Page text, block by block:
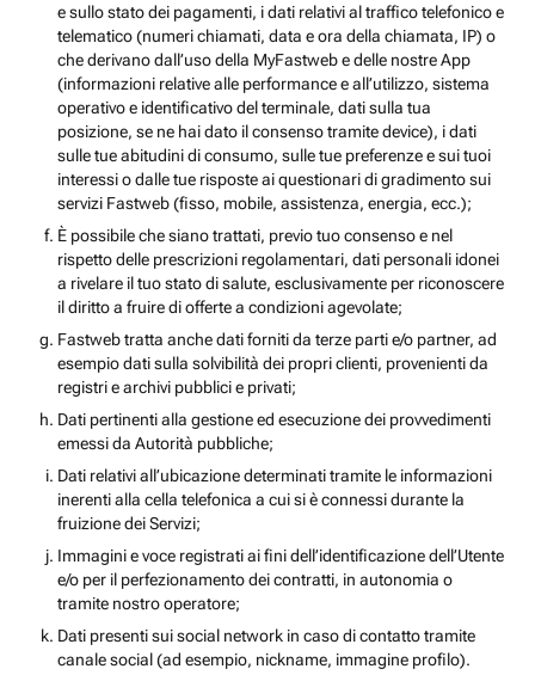
e sullo stato dei pagamenti, i dati relativi al traffico telefonico e
telematico (numeri chiamati, data e ora della chiamata, IP) o
che derivano dall’uso della MyFastweb e delle nostre App
(informazioni relative alle performance e all’utilizzo, sistema
operativo e identificativo del terminale, dati sulla tua
posizione, se ne hai dato il consenso tramite device), i dati
sulle tue abitudini di consumo, sulle tue preferenze e sui tuoi
interessi o dalle tue risposte ai questionari di gradimento sui
servizi Fastweb (fisso, mobile, assistenza, energia, ecc.);
È possibile che siano trattati, previo tuo consenso e nel
rispetto delle prescrizioni regolamentari, dati personali idonei
a rivelare il tuo stato di salute, esclusivamente per riconoscere
il diritto a fruire di offerte a condizioni agevolate;
Fastweb tratta anche dati forniti da terze parti e/o partner, ad
esempio dati sulla solvibilità dei propri clienti, provenienti da
registri e archivi pubblici e privati;
Dati pertinenti alla gestione ed esecuzione dei provvedimenti
emessi da Autorità pubbliche;
Dati relativi all’ubicazione determinati tramite le informazioni
inerenti alla cella telefonica a cui si è connessi durante la
fruizione dei Servizi;
Immagini e voce registrati ai fini dell’identificazione dell’Utente
e/o per il perfezionamento dei contratti, in autonomia o
tramite nostro operatore;
Dati presenti sui social network in caso di contatto tramite
canale social (ad esempio, nickname, immagine profilo).